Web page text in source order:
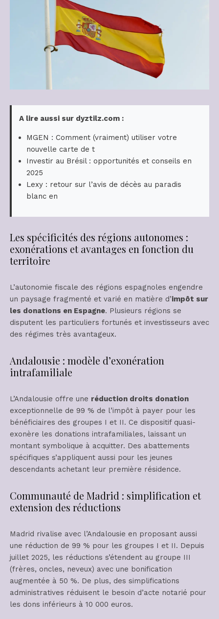
A lire aussi sur dyztilz.com :
MGEN : Comment (vraiment) utiliser votre
nouvelle carte de t
Investir au Brésil : opportunités et conseils en
2025
Lexy : retour sur l’avis de décès au paradis
blanc en
Les spécificités des régions autonomes :
exonérations et avantages en fonction du
territoire
L’autonomie fiscale des régions espagnoles engendre
un paysage fragmenté et varié en matière d’impôt sur
les donations en Espagne. Plusieurs régions se
disputent les particuliers fortunés et investisseurs avec
des régimes très avantageux.
Andalousie : modèle d’exonération
intrafamiliale
L’Andalousie offre une réduction droits donation
exceptionnelle de 99 % de l’impôt à payer pour les
bénéficiaires des groupes I et II. Ce dispositif quasi-
exonère les donations intrafamiliales, laissant un
montant symbolique à acquitter. Des abattements
spécifiques s’appliquent aussi pour les jeunes
descendants achetant leur première résidence.
Communauté de Madrid : simplification et
extension des réductions
Madrid rivalise avec l’Andalousie en proposant aussi
une réduction de 99 % pour les groupes I et II. Depuis
juillet 2025, les réductions s’étendent au groupe III
(frères, oncles, neveux) avec une bonification
augmentée à 50 %. De plus, des simplifications
administratives réduisent le besoin d’acte notarié pour
les dons inférieurs à 10 000 euros.